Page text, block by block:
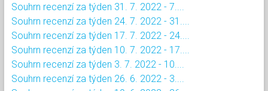
Souhrn recenzí za týden 31. 7. 2022 - 7....
Souhrn recenzí za týden 24. 7. 2022 - 31....
Souhrn recenzí za týden 17. 7. 2022 - 24....
Souhrn recenzí za týden 10. 7. 2022 - 17....
Souhrn recenzí za týden 3. 7. 2022 - 10....
Souhrn recenzí za týden 26. 6. 2022 - 3....